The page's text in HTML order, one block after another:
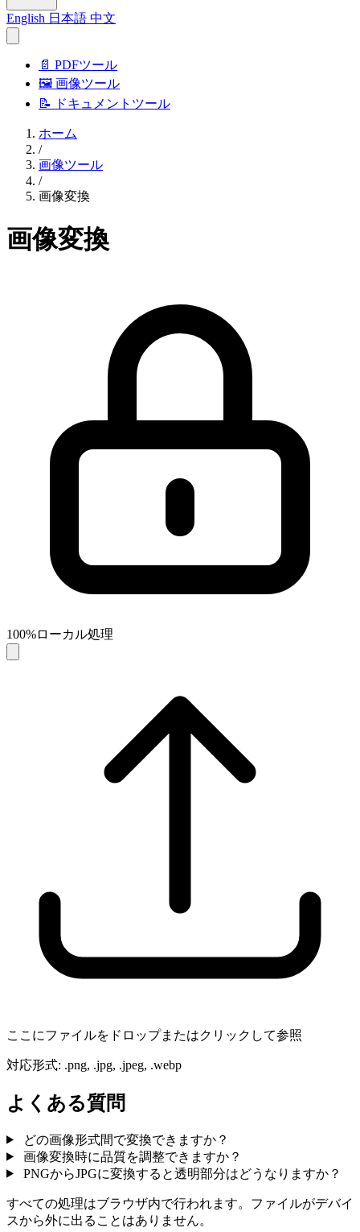
English 日本語 中文
📄 PDFツール
🖼️ 画像ツール
📝 ドキュメントツール
ホーム
/
画像ツール
/
画像変換
画像変換
100%ローカル処理
ここにファイルをドロップまたはクリックして参照
対応形式: .png, .jpg, .jpeg, .webp
よくある質問
どの画像形式間で変換できますか？
画像変換時に品質を調整できますか？
PNGからJPGに変換すると透明部分はどうなりますか？
すべての処理はブラウザ内で行われます。ファイルがデバイ
スから外に出ることはありません。